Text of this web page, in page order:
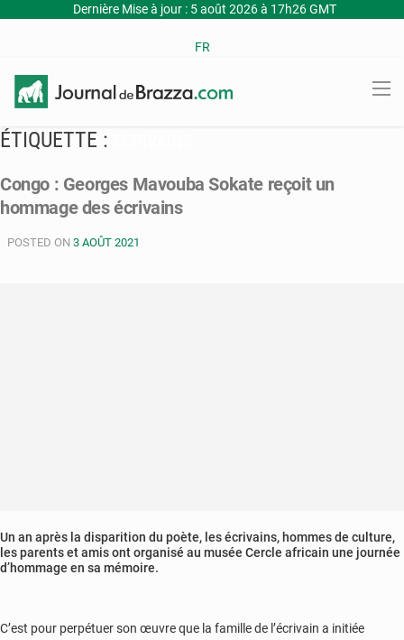
Dernière Mise à jour : 5 août 2026 à 17h26 GMT
FR
ÉTIQUETTE :
Congo : Georges Mavouba Sokate reçoit un
hommage des écrivains
POSTED ON 3 AOÛT 2021
Un an après la disparition du poète, les écrivains, hommes de culture,
les parents et amis ont organisé au musée Cercle africain une journée
d’hommage en sa mémoire.
C’est pour perpétuer son œuvre que la famille de l’écrivain a initiée